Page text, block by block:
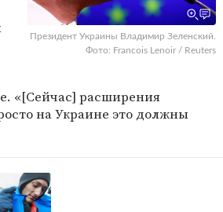
Президент Украины Владимир Зеленский.
Фото: Francois Lenoir / Reuters
«[Сейчас] расширения
на Украине это должны